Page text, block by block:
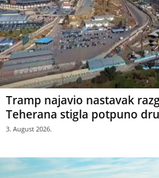
Tramp najavio nastavak
Teherana stigla potpuno
3. August 2026.